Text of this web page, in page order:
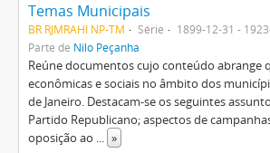
Temas Municipais
BR RJMRAHI NP-TM Série
1899-12-31 -
Parte de Nilo Peçanha
Reúne documentos cujo conteúdo abrange
econômicas e sociais no âmbito dos
de Janeiro. Destacam-se os seguintes
Partido Republicano; aspectos de
oposição ao ... »